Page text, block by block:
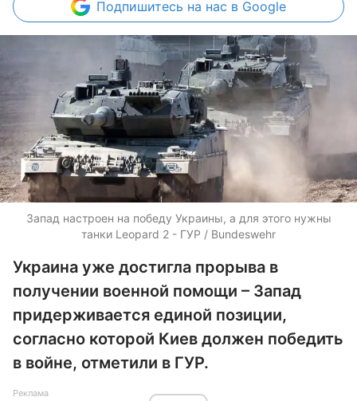
Подпишитесь на нас в Google
Запад настроен на победу Украины, а для этого нужны
танки Leopard 2 - ГУР / Bundeswehr
Украина уже достигла прорыва в
получении военной помощи – Запад
придерживается единой позиции,
согласно которой Киев должен победить
в войне, отметили в ГУР.
Реклама